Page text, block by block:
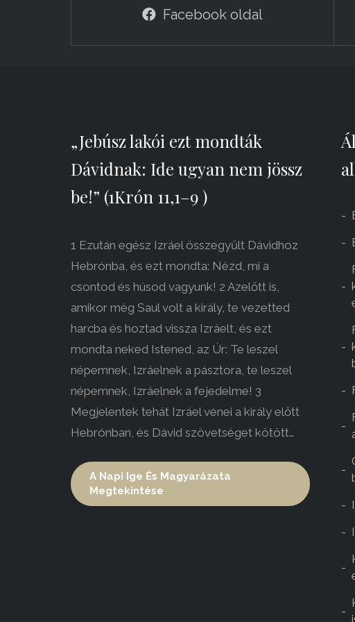
Facebook oldal
„Jebúsz lakói ezt mondták
Dávidnak: Ide ugyan nem jössz
be!” (1Krón 11,1–9 )
1 Ezután egész Izráel összegyűlt Dávidhoz
Hebrónba, és ezt mondta: Nézd, mi a
csontod és húsod vagyunk! 2 Azelőtt is,
amikor még Saul volt a király, te vezetted
harcba és hoztad vissza Izráelt, és ezt
mondta neked Istened, az Úr: Te leszel
népemnek, Izráelnek a pásztora, te leszel
népemnek, Izráelnek a fejedelme! 3
Megjelentek tehát Izráel vénei a király előtt
Hebrónban, és Dávid szövetséget kötött…
A Napi Ige És Magyarázata
Megtekintése